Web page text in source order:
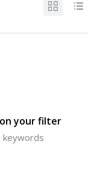
your filter
keywords